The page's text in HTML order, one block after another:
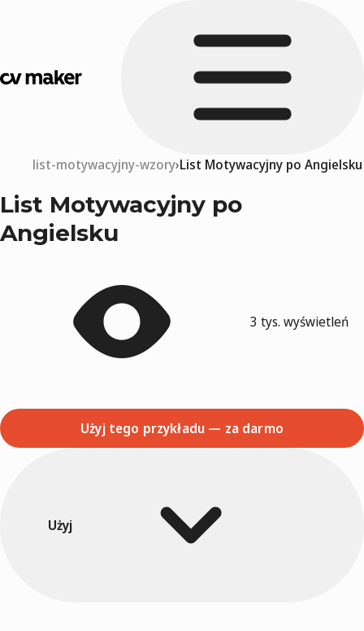
list-motywacyjny-wzory List Motywacyjny po Angielsku
List Motywacyjny po
Angielsku
3 tys. wyświetleń
Użyj tego przykładu — za darmo
Użyj